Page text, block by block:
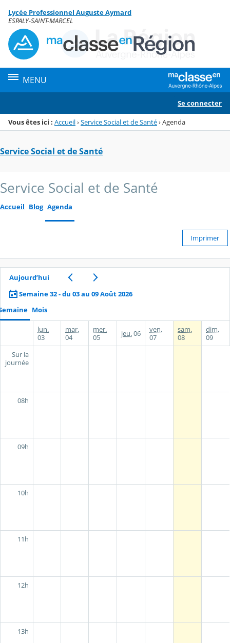
Menu de la rubrique
Contenu
Lycée Professionnel Auguste Aymard
ESPALY-SAINT-MARCEL
MENU
Se connecter
Vous êtes ici : Accueil›Service Social et de Santé›Agenda
Service Social et de Santé
Service Social et de Santé
Accueil Blog Agenda
Imprimer
Aujourd’hui
Semaine 32 - du 03 au 09 Août 2026
Mois
lun.
03
mar.
04
mer.
05
jeu.06
ven.
07
sam.
08
dim.
09
Sur la
journée
08h
09h
10h
11h
12h
13h